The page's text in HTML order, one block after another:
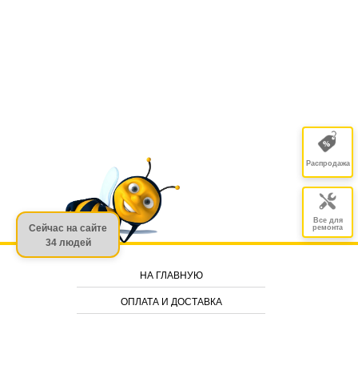
Распродажа
Все для
ремонта
НА ГЛАВНУЮ
ОПЛАТА И ДОСТАВКА
Сейчас на сайте
34 людей